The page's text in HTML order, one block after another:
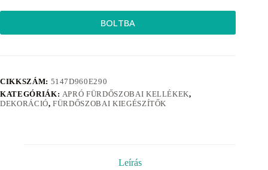
BOLTBA
CIKKSZÁM: 5147D960E290
KATEGÓRIÁK: APRÓ FÜRDŐSZOBAI KELLÉKEK,
DEKORÁCIÓ,FÜRDŐSZOBAI KIEGÉSZÍTŐK
Leírás